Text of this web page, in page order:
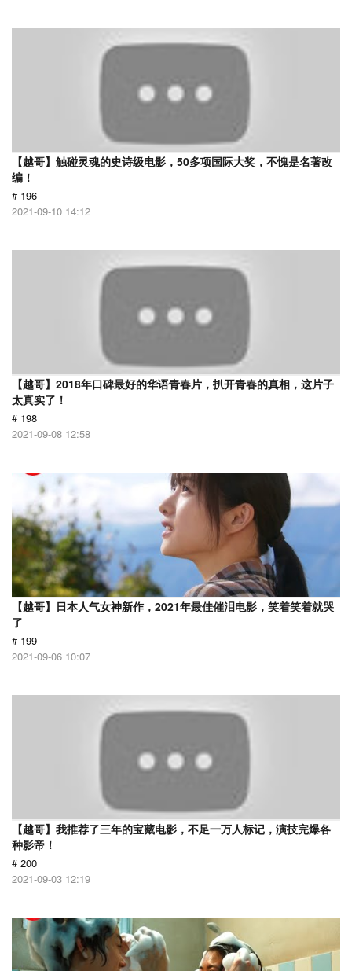
【越哥】触碰灵魂的史诗级电影，50多项国际大奖，不愧是名著改
编！
# 196
2021-09-10 14:12
【越哥】2018年口碑最好的华语青春片，扒开青春的真相，这片子
太真实了！
# 198
2021-09-08 12:58
【越哥】日本人气女神新作，2021年最佳催泪电影，笑着笑着就哭
了
# 199
2021-09-06 10:07
【越哥】我推荐了三年的宝藏电影，不足一万人标记，演技完爆各
种影帝！
# 200
2021-09-03 12:19